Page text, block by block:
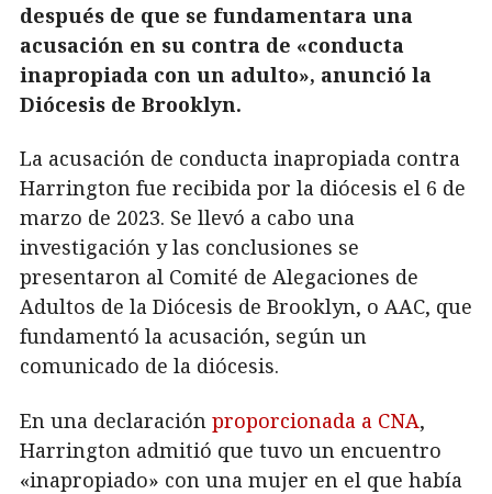
después de que se fundamentara una
acusación en su contra de «conducta
inapropiada con un adulto», anunció la
Diócesis de Brooklyn.
La acusación de conducta inapropiada contra
Harrington fue recibida por la diócesis el 6 de
marzo de 2023. Se llevó a cabo una
investigación y las conclusiones se
presentaron al Comité de Alegaciones de
Adultos de la Diócesis de Brooklyn, o AAC, que
fundamentó la acusación, según un
comunicado de la diócesis.
En una declaración proporcionada a CNA,
Harrington admitió que tuvo un encuentro
«inapropiado» con una mujer en el que había